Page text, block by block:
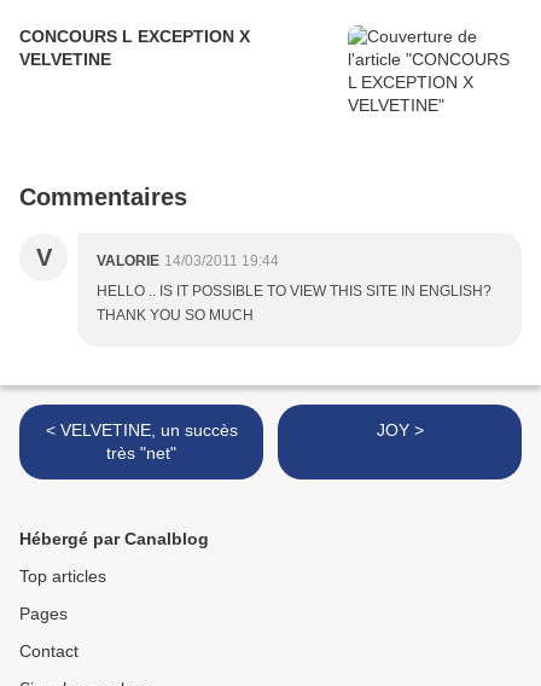
CONCOURS L EXCEPTION X
VELVETINE
Commentaires
V VALORIE 14/03/2011 19:44
HELLO .. IS IT POSSIBLE TO VIEW THIS SITE IN ENGLISH?
THANK YOU SO MUCH
< VELVETINE, un succès
très "net"
JOY >
Hébergé par Canalblog
Top articles
Pages
Contact